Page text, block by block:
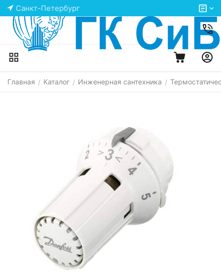
Санкт-Петербург
Главная / Каталог / Инженерная сантехника /